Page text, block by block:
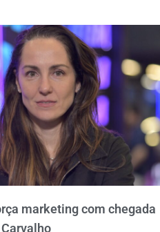
marketing com chegada